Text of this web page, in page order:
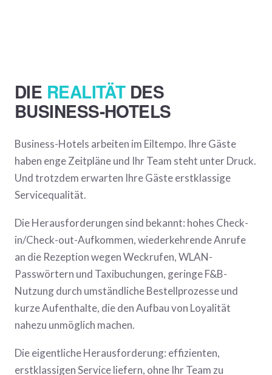
DIE REALITÄTDES
BUSINESS-HOTELS
Business-Hotels arbeiten im Eiltempo. Ihre Gäste
haben enge Zeitpläne und Ihr Team steht unter Druck.
Und trotzdem erwarten Ihre Gäste erstklassige
Servicequalität.
Die Herausforderungen sind bekannt: hohes Check-
in/Check-out-Aufkommen, wiederkehrende Anrufe
an die Rezeption wegen Weckrufen, WLAN-
Passwörtern und Taxibuchungen, geringe F&B-
Nutzung durch umständliche Bestellprozesse und
kurze Aufenthalte, die den Aufbau von Loyalität
nahezu unmöglich machen.
Die eigentliche Herausforderung: effizienten,
erstklassigen Service liefern, ohne Ihr Team zu